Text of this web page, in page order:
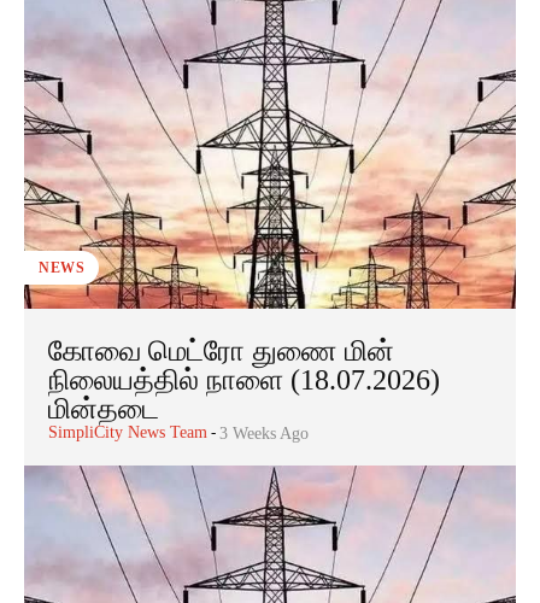
NEWS
கோவை மெட்ரோ துணை மின்
நிலையத்தில் நாளை (18.07.2026)
மின்தடை
SimpliCity News Team - 3 Weeks Ago